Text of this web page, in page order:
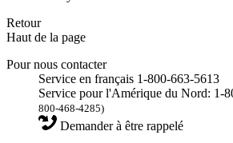
Retour
Haut de la page
Pour nous contacter
Service en français 1-800-663-5613
Service pour l'Amérique du Nord:
800-468-4285)
Demander à être rappelé